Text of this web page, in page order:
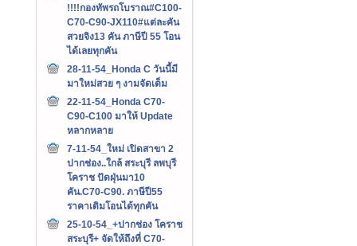
!!!!กองทัพรถโบราณ#C100-
C70-C90-JX110#แต่ละคัน
สวยจิง13 คัน ภาษีปี 55 โอน
ได้เลยทุกคัน
28-11-54_Honda C วันนี้มี
มาใหม่สวย ๆ งามจัดเต็ม
22-11-54_Honda C70-
C90-C100 มาให้ Update
หลากหลาย
7-11-54_ใหม่ เปิดสาขา 2
ปากช่อง..ใกล้ สระบุรี ลพบุรี
โคราช ปัดฝุ่นมา10
คัน.C70-C90. ภาษีปี55
ราคาเดิมโอนได้ทุกคัน
25-10-54_+ปากช่อง โคราช
สระบุรี+ จัดให้ถึงที่ C70-